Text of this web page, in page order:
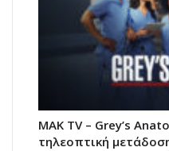
MAK TV – Grey’s
τηλεοπτική